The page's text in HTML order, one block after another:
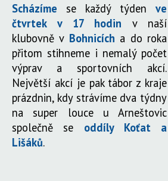
Scházíme
se každý týden ve
čtvrtek v 17 hodin v naší
klubovně v Bohnicích a do roka
přitom stihneme i nemalý počet
výprav a sportovních akcí.
Největší akcí je pak tábor z kraje
prázdnin, kdy strávíme dva týdny
na super louce u Arneštovic
společně se oddíly Koťat a
Lišáků.